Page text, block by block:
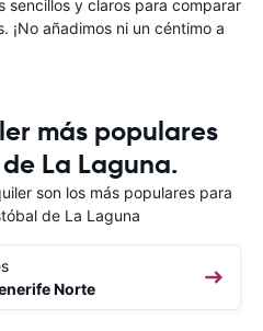
sencillos y claros para comparar
¡No añadimos ni un céntimo a
más populares
La Laguna.
son los más populares para
de La Laguna
Norte